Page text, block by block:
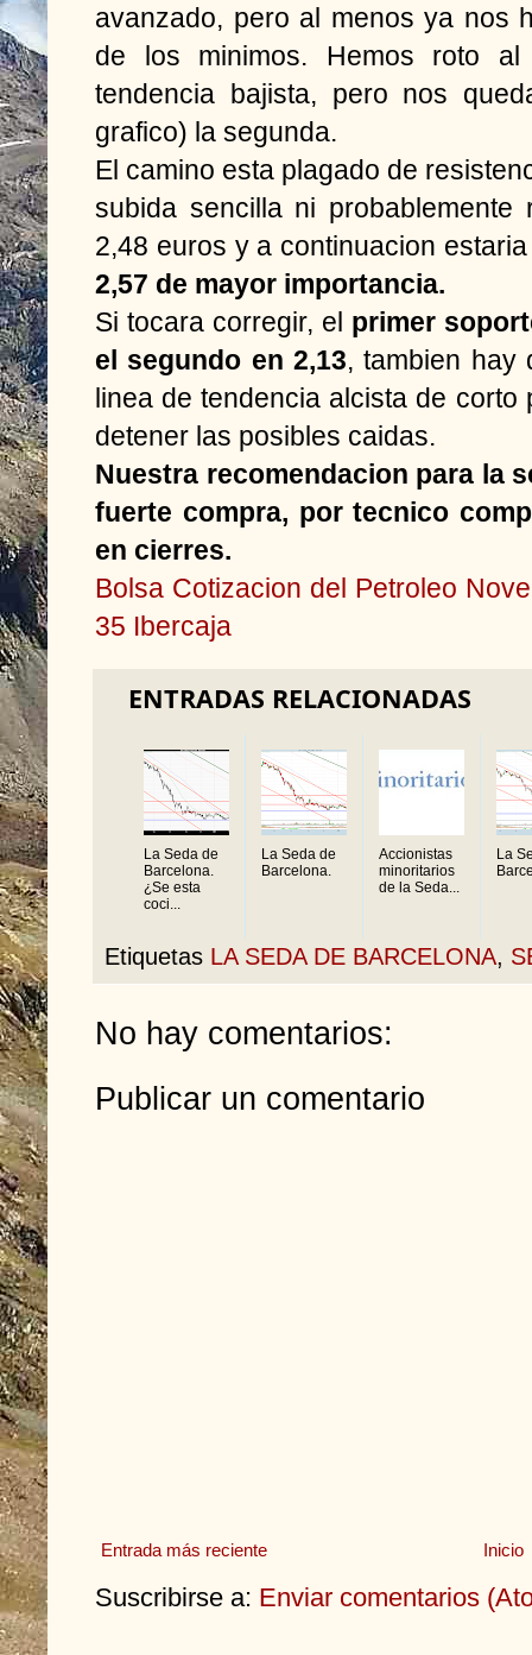
avanzado, pero al menos ya nos
de los minimos. Hemos roto
tendencia bajista, pero nos
grafico) la segunda.
El camino esta plagado de
subida sencilla ni
2,48 euros y a continuacion
2,57 de mayor importancia.
Si tocara corregir, el primer
el segundo en 2,13, tambien hay
linea de tendencia alcista de
detener las posibles caidas.
Nuestra recomendacion para la
fuerte compra, por tecnico
en cierres.
Bolsa Cotizacion del Petroleo
35 Ibercaja
ENTRADAS RELACIONADAS
La Seda de
Barcelona.
¿Se esta
coci...
La Seda de
Barcelona.
Accionistas
minoritarios
de la Seda...
La
Etiquetas LA SEDA DE BARCELONA,
No hay comentarios:
Publicar un comentario
Entrada más reciente Inicio
Suscribirse a: Enviar comentarios